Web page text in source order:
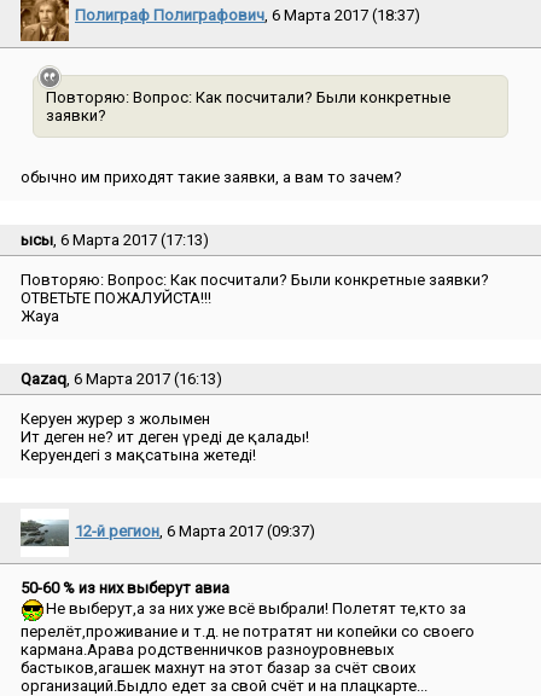
Полиграф Полиграфович, 6 Марта 2017 (18:37)
Повторяю: Вопрос: Как посчитали? Были конкретные
заявки?
обычно им приходят такие заявки, а вам то зачем?
ысы , 6 Марта 2017 (17:13)
Повторяю: Вопрос: Как посчитали? Были конкретные заявки?
ОТВЕТЬТЕ ПОЖАЛУЙСТА!!!
Жауа
Qazaq , 6 Марта 2017 (16:13)
Керуен журер өз жолымен
Ит деген не? ит деген үреді де қалады!
Керуендегі өз мақсатына жетеді!
12-й регион, 6 Марта 2017 (09:37)
50-60 % из них выберут авиа
Не выберут,а за них уже всё выбрали! Полетят те,кто за
перелёт,проживание и т.д. не потратят ни копейки со своего
кармана.Арава родственничков разноуровневых
бастыков,агашек махнут на этот базар за счёт своих
организаций.Быдло едет за свой счёт и на плацкарте...